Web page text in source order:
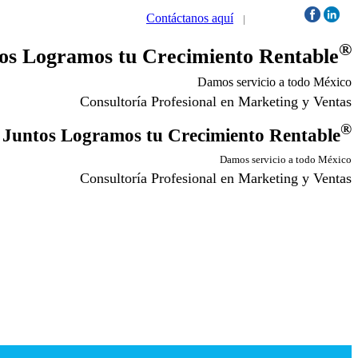
Contáctanos aquí |
Logramos tu Crecimiento Rentable®
Damos servicio a todo México
Consultoría Profesional en Marketing y Ventas
Juntos Logramos tu Crecimiento Rentable®
Damos servicio a todo México
Consultoría Profesional en Marketing y Ventas